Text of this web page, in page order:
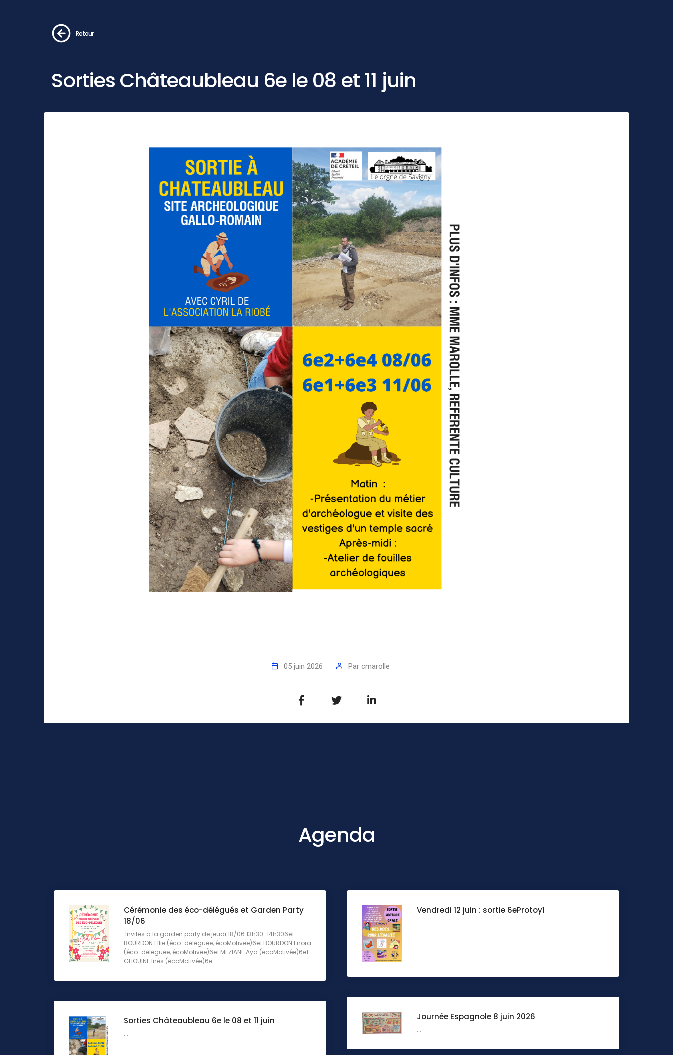
Retour
Sorties Châteaubleau 6e le 08 et 11 juin
05 juin 2026 Par cmarolle
Agenda
Cérémonie des éco-délégués et Garden Party
18/06
Invités à la garden party de jeudi 18/06 13h30-14h306e1
BOURDON Ellie (éco-déléguée, écoMotivée)6e1 BOURDON Enora
(éco-déléguée, écoMotivée)6e1 MEZIANE Aya (écoMotivée)6e1
GLIOUINE Inès (écoMotivée)6e ...
Vendredi 12 juin : sortie 6eProtoy1
...
Journée Espagnole 8 juin 2026
...
Sorties Châteaubleau 6e le 08 et 11 juin
...